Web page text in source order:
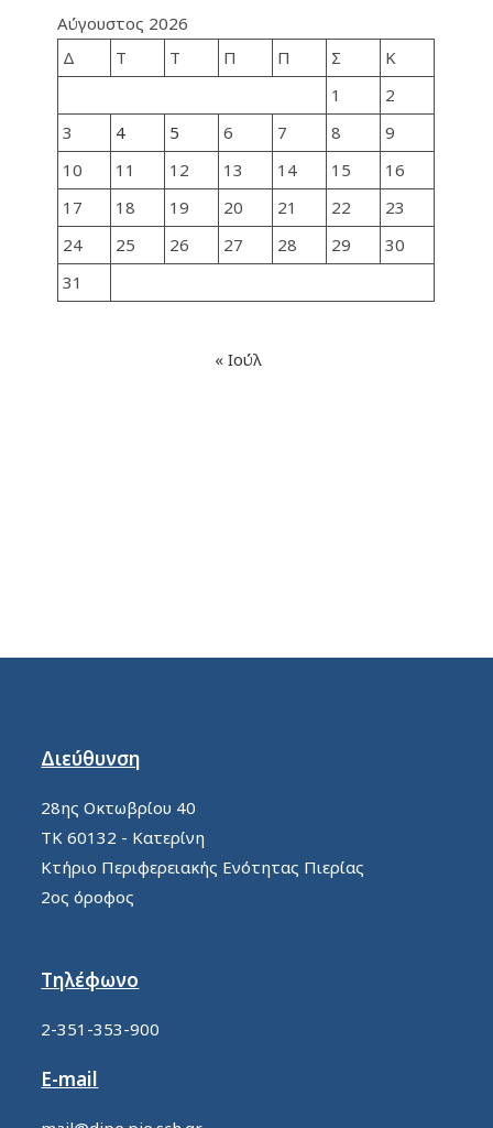
Αύγουστος 2026
Δ
Τ Τ Π Π Σ
Κ
1
2
3
4 5 6 7 8
9
10
11 12 13 14 15
16
17
18 19 20 21 22
23
24
25 26 27 28 29
30
31
« Ιούλ
Διεύθυνση
28ης Οκτωβρίου 40
ΤΚ 60132 - Κατερίνη
Κτήριο Περιφερειακής Ενότητας Πιερίας
2ος όροφος
Τηλέφωνο
2-351-353-900
E-mail